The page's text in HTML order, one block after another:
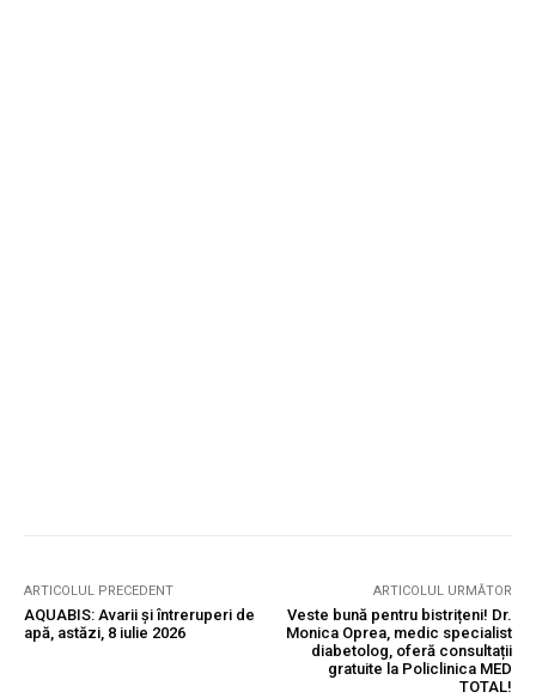
ARTICOLUL PRECEDENT
AQUABIS: Avarii și întreruperi de
apă, astăzi, 8 iulie 2026
ARTICOLUL URMĂTOR
Veste bună pentru bistrițeni! Dr.
Monica Oprea, medic specialist
diabetolog, oferă consultații
gratuite la Policlinica MED
TOTAL!